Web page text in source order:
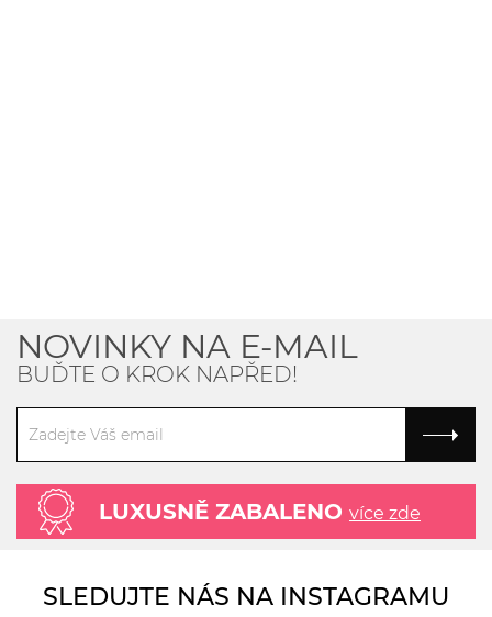
NOVINKY NA E-MAIL
BUĎTE O KROK NAPŘED!
LUXUSNĚ ZABALENO více zde
SLEDUJTE NÁS NA INSTAGRAMU